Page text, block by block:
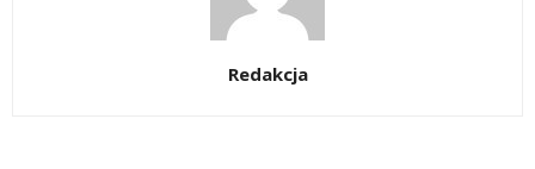
Redakcja